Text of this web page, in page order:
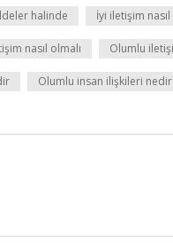
halinde İyi iletişim
nasıl olmalı Olumlu
Olumlu insan ilişkileri nedir